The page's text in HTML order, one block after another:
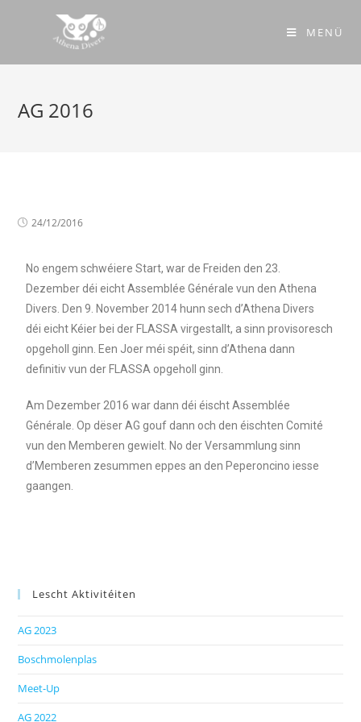
MENÜ
AG 2016
24/12/2016
No engem schwéiere Start, war de Freiden den 23.
Dezember déi eicht Assemblée Générale vun den Athena
Divers. Den 9. November 2014 hunn sech d’Athena Divers
déi eicht Kéier bei der FLASSA virgestallt, a sinn provisoresch
opgeholl ginn. Een Joer méi spéit, sinn d’Athena dann
definitiv vun der FLASSA opgeholl ginn.
Am Dezember 2016 war dann déi éischt Assemblée
Générale. Op dëser AG gouf dann och den éischten Comité
vun den Memberen gewielt. No der Versammlung sinn
d’Memberen zesummen eppes an den Peperoncino iesse
gaangen.
Lescht Aktivitéiten
AG 2023
Boschmolenplas
Meet-Up
AG 2022